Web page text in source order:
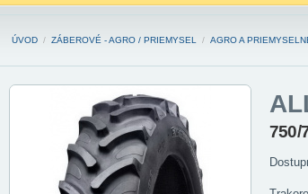
ÚVOD / ZÁBEROVÉ - AGRO / PRIEMYSEL / AGRO A
750/